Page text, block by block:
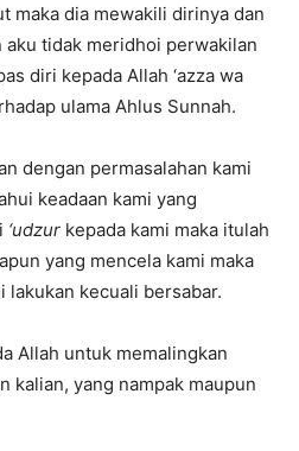
maka dia mewakili dirinya dan
tidak meridhoi perwakilan
diri kepada Allah ‘azza wa
ulama Ahlus Sunnah.
dengan permasalahan kami
keadaan kami yang
‘udzur kepada kami maka itulah
yang mencela kami maka
lakukan kecuali bersabar.
Allah untuk memalingkan
kalian, yang nampak maupun